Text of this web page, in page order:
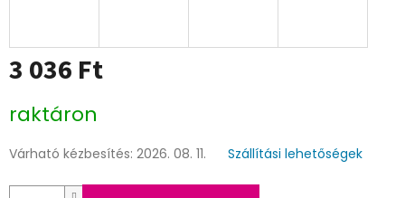
3 036 Ft
raktáron
Várható kézbesítés: 2026. 08. 11. Szállítási lehetőségek